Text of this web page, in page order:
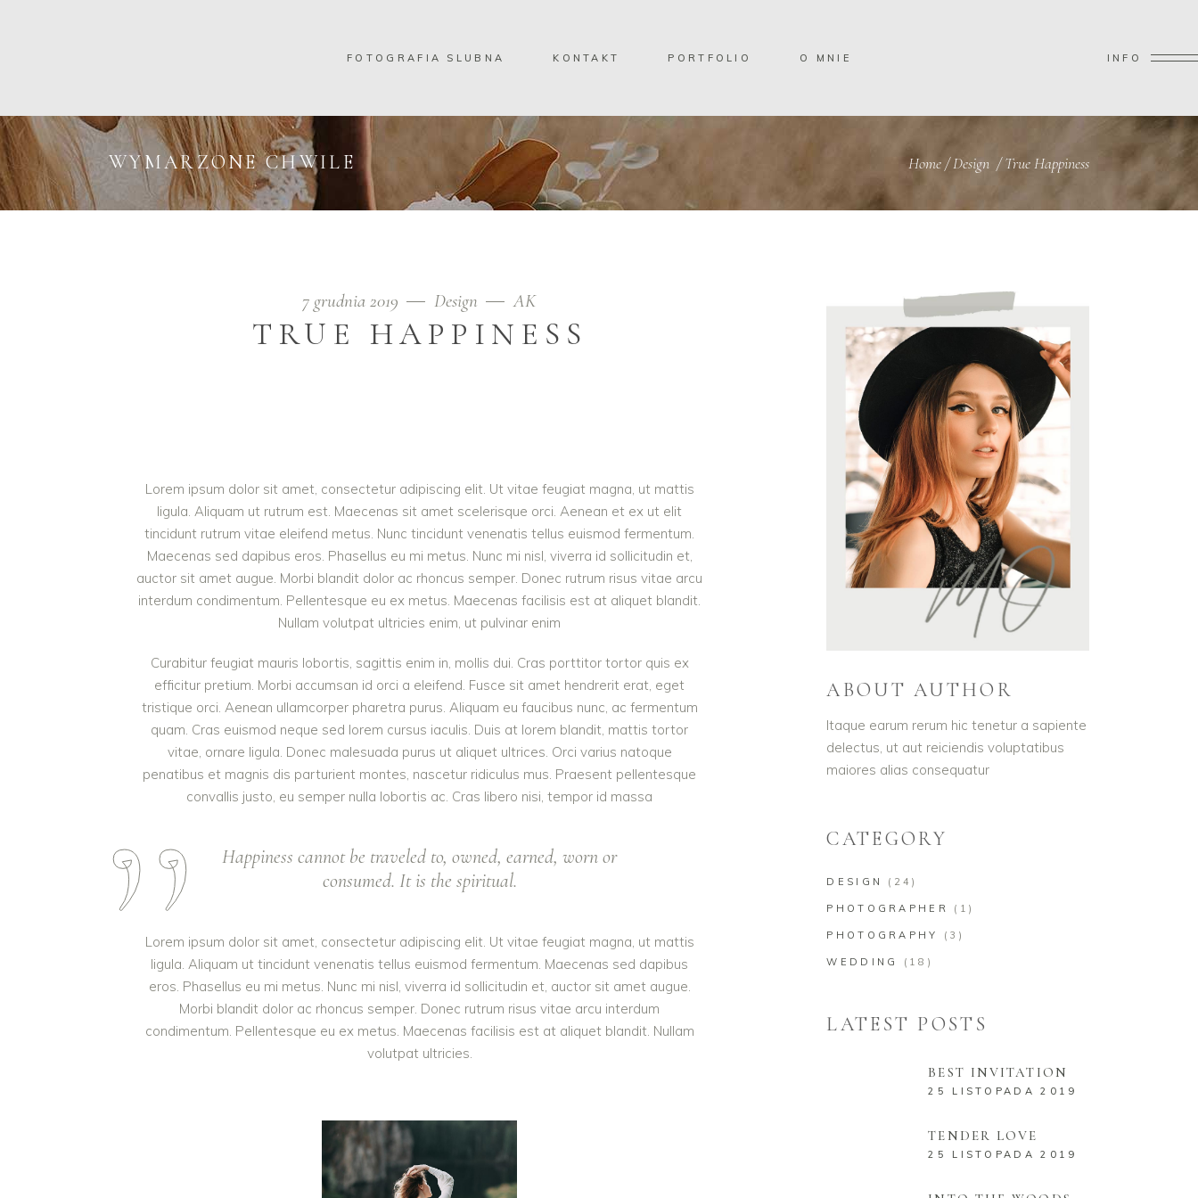
FOTOGRAFIA SLUBNA KONTAKT PORTFOLIO O MNIE INFO
WYMARZONE CHWILE Home/Design /True Happiness
7 grudnia 2019 Design AK
TRUE HAPPINESS
Lorem ipsum dolor sit amet, consectetur adipiscing elit. Ut vitae feugiat magna, ut mattis
ligula. Aliquam ut rutrum est. Maecenas sit amet scelerisque orci. Aenean et ex ut elit
tincidunt rutrum vitae eleifend metus. Nunc tincidunt venenatis tellus euismod fermentum.
Maecenas sed dapibus eros. Phasellus eu mi metus. Nunc mi nisl, viverra id sollicitudin et,
auctor sit amet augue. Morbi blandit dolor ac rhoncus semper. Donec rutrum risus vitae arcu
interdum condimentum. Pellentesque eu ex metus. Maecenas facilisis est at aliquet blandit.
Nullam volutpat ultricies enim, ut pulvinar enim
Curabitur feugiat mauris lobortis, sagittis enim in, mollis dui. Cras porttitor tortor quis ex
efficitur pretium. Morbi accumsan id orci a eleifend. Fusce sit amet hendrerit erat, eget
tristique orci. Aenean ullamcorper pharetra purus. Aliquam eu faucibus nunc, ac fermentum
quam. Cras euismod neque sed lorem cursus iaculis. Duis at lorem blandit, mattis tortor
vitae, ornare ligula. Donec malesuada purus ut aliquet ultrices. Orci varius natoque
penatibus et magnis dis parturient montes, nascetur ridiculus mus. Praesent pellentesque
convallis justo, eu semper nulla lobortis ac. Cras libero nisi, tempor id massa
Happiness cannot be traveled to, owned, earned, worn or
consumed. It is the spiritual.
Lorem ipsum dolor sit amet, consectetur adipiscing elit. Ut vitae feugiat magna, ut mattis
ligula. Aliquam ut tincidunt venenatis tellus euismod fermentum. Maecenas sed dapibus
eros. Phasellus eu mi metus. Nunc mi nisl, viverra id sollicitudin et, auctor sit amet augue.
Morbi blandit dolor ac rhoncus semper. Donec rutrum risus vitae arcu interdum
condimentum. Pellentesque eu ex metus. Maecenas facilisis est at aliquet blandit. Nullam
volutpat ultricies.
ABOUT AUTHOR
Itaque earum rerum hic tenetur a sapiente
delectus, ut aut reiciendis voluptatibus
maiores alias consequatur
CATEGORY
DESIGN (24)
PHOTOGRAPHER (1)
PHOTOGRAPHY (3)
WEDDING (18)
LATEST POSTS
BEST INVITATION
25 LISTOPADA 2019
TENDER LOVE
25 LISTOPADA 2019